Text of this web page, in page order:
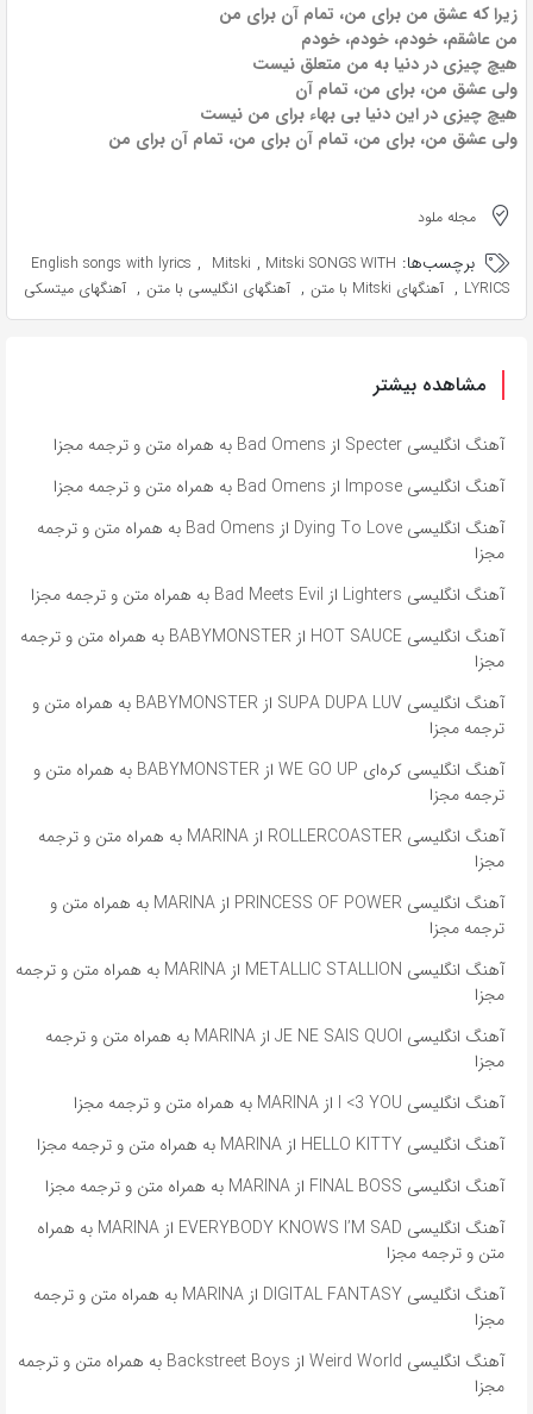
زیرا که عشق من برای من، تمام آن برای من
من عاشقم، خودم، خودم، خودم
هیچ چیزی در دنیا به من متعلق نیست
ولی عشق من، برای من، تمام آن
هیچ چیزی در این دنیا بی بهاء برای من نیست
ولی عشق من، برای من، تمام آن برای من، تمام آن برای من
مجله ملود
برچسب‌ها: English songs with lyrics , Mitski , Mitski SONGS WITH
LYRICS
, آهنگهای Mitski با متن , آهنگهای انگلیسی با متن , آهنگهای میتسکی
مشاهده بیشتر
آهنگ انگلیسی Specter از Bad Omens به همراه متن و ترجمه مجزا
آهنگ انگلیسی Impose از Bad Omens به همراه متن و ترجمه مجزا
آهنگ انگلیسی Dying To Love از Bad Omens به همراه متن و ترجمه
مجزا
آهنگ انگلیسی Lighters از Bad Meets Evil به همراه متن و ترجمه مجزا
آهنگ انگلیسی HOT SAUCE از BABYMONSTER به همراه متن و ترجمه
مجزا
آهنگ انگلیسی SUPA DUPA LUV از BABYMONSTER به همراه متن و
ترجمه مجزا
آهنگ انگلیسی کره‌ای WE GO UP از BABYMONSTER به همراه متن و
ترجمه مجزا
آهنگ انگلیسی ROLLERCOASTER از MARINA به همراه متن و ترجمه
مجزا
آهنگ انگلیسی PRINCESS OF POWER از MARINA به همراه متن و
ترجمه مجزا
آهنگ انگلیسی METALLIC STALLION از MARINA به همراه متن و ترجمه
مجزا
آهنگ انگلیسی JE NE SAIS QUOI از MARINA به همراه متن و ترجمه
مجزا
آهنگ انگلیسی I <3 YOU از MARINA به همراه متن و ترجمه مجزا
آهنگ انگلیسی HELLO KITTY از MARINA به همراه متن و ترجمه مجزا
آهنگ انگلیسی FINAL BOSS از MARINA به همراه متن و ترجمه مجزا
آهنگ انگلیسی EVERYBODY KNOWS I’M SAD از MARINA به همراه
متن و ترجمه مجزا
آهنگ انگلیسی DIGITAL FANTASY از MARINA به همراه متن و ترجمه
مجزا
آهنگ انگلیسی Weird World از Backstreet Boys به همراه متن و ترجمه
مجزا